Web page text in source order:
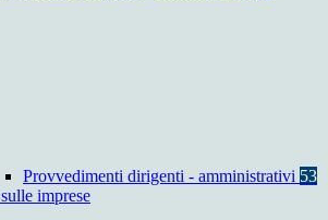
Provvedimenti dirigenti - amministrativi 53
imprese